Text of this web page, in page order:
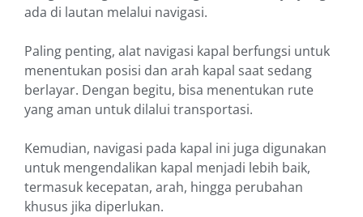
ada di lautan melalui navigasi.
Paling penting, alat navigasi kapal berfungsi untuk
menentukan posisi dan arah kapal saat sedang
berlayar. Dengan begitu, bisa menentukan rute
yang aman untuk dilalui transportasi.
Kemudian, navigasi pada kapal ini juga digunakan
untuk mengendalikan kapal menjadi lebih baik,
termasuk kecepatan, arah, hingga perubahan
khusus jika diperlukan.